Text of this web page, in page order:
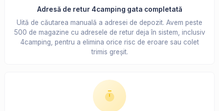
Adresă de retur 4camping gata completată
Uită de căutarea manuală a adresei de depozit. Avem peste
500 de magazine cu adresele de retur deja în sistem, inclusiv
4camping, pentru a elimina orice risc de eroare sau colet
trimis greșit.